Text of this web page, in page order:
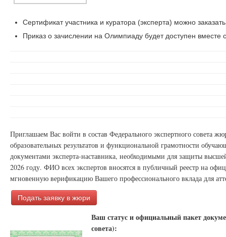
Сертификат участника и куратора (эксперта) можно
Приказ о зачислении на Олимпиаду будет доступен вместе
Приглашаем Вас войти в состав Федерального экспертного совета
образовательных результатов и функциональной грамотности
документами эксперта-наставника, необходимыми для защиты
2026 году. ФИО всех экспертов вносятся в публичный реестр на
мгновенную верификацию Вашего профессионального вклада для
Подать заявку в жюри
Ваш статус и официальный пакет
совета):